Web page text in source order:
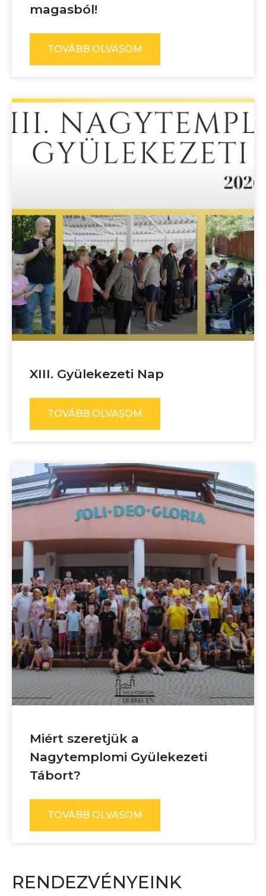
magasból!
TOVÁBB OLVASOM
XIII. Gyülekezeti Nap
TOVÁBB OLVASOM
Miért szeretjük a
Nagytemplomi Gyülekezeti
Tábort?
TOVÁBB OLVASOM
RENDEZVÉNYEINK